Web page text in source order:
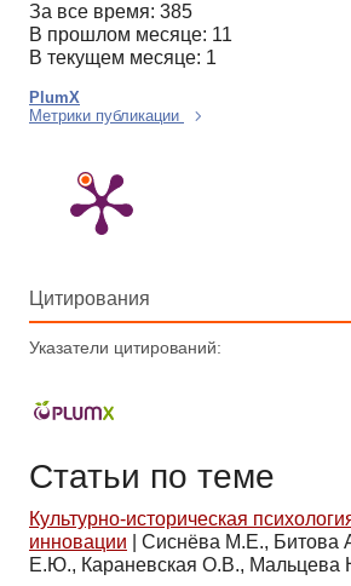
За все время: 385
В прошлом месяце: 11
В текущем месяце: 1
PlumX
Метрики публикации
Цитирования
Указатели цитирований:
Статьи по теме
Культурно-историческая
инновации
Сиснёва М.Е., Битова
Е.Ю., Караневская О.В., Мальцева